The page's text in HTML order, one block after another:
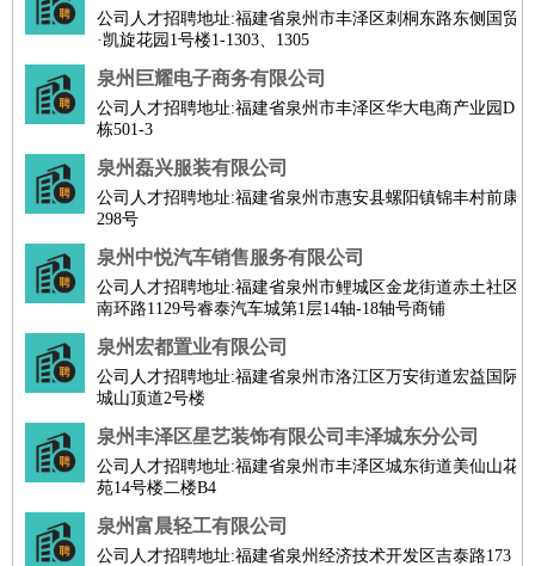
公司人才招聘地址:福建省泉州市丰泽区刺桐东路东侧国贸
·凯旋花园1号楼1-1303、1305
泉州巨耀电子商务有限公司
公司人才招聘地址:福建省泉州市丰泽区华大电商产业园D
栋501-3
泉州磊兴服装有限公司
公司人才招聘地址:福建省泉州市惠安县螺阳镇锦丰村前康
298号
泉州中悦汽车销售服务有限公司
公司人才招聘地址:福建省泉州市鲤城区金龙街道赤土社区
南环路1129号睿泰汽车城第1层14轴-18轴号商铺
泉州宏都置业有限公司
公司人才招聘地址:福建省泉州市洛江区万安街道宏益国际
城山顶道2号楼
泉州丰泽区星艺装饰有限公司丰泽城东分公司
公司人才招聘地址:福建省泉州市丰泽区城东街道美仙山花
苑14号楼二楼B4
泉州富晨轻工有限公司
公司人才招聘地址:福建省泉州经济技术开发区吉泰路173